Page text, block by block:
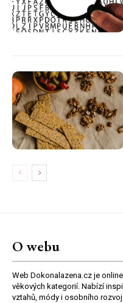
O webu
Web Dokonalazena.cz je
věkových kategorií. Nabízí
vztahů, módy i osobního